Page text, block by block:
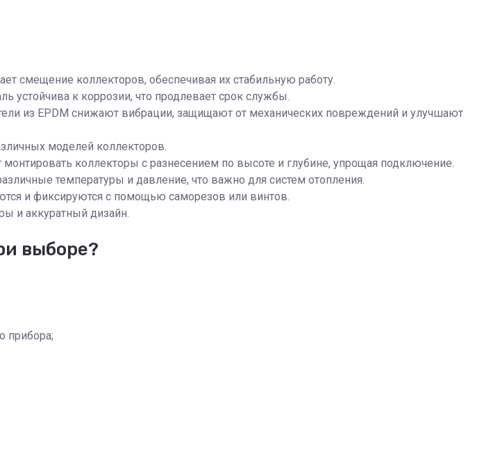
смещение коллекторов, обеспечивая их стабильную работу.
устойчива к коррозии, что продлевает срок службы.
из EPDM снижают вибрации, защищают от механических повреждений и улучшают
моделей коллекторов.
коллекторы с разнесением по высоте и глубине, упрощая подключение.
температуры и давление, что важно для систем отопления.
и фиксируются с помощью саморезов или винтов.
и аккуратный дизайн.
выборе?
прибора;